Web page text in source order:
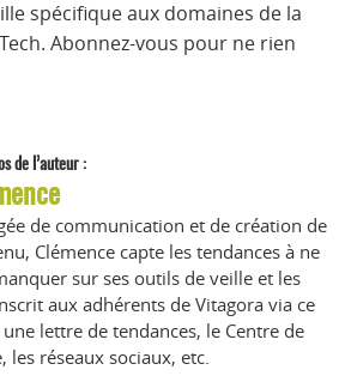
spécifique aux domaines de la
Abonnez-vous pour ne rien
de l’auteur :
de communication et de création de
Clémence capte les tendances à ne
sur ses outils de veille et les
aux adhérents de Vitagora via ce
lettre de tendances, le Centre de
les réseaux sociaux, etc.